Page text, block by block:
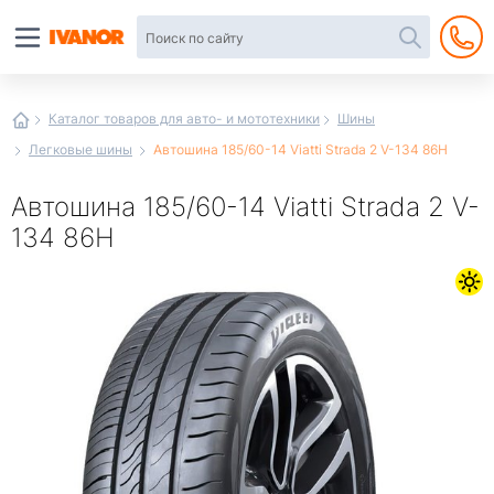
Каталог товаров для авто- и мототехники
Шины
Легковые шины
Автошина 185/60-14 Viatti Strada 2 V-134 86H
Автошина 185/60-14 Viatti Strada 2 V-
134 86H
интернет-